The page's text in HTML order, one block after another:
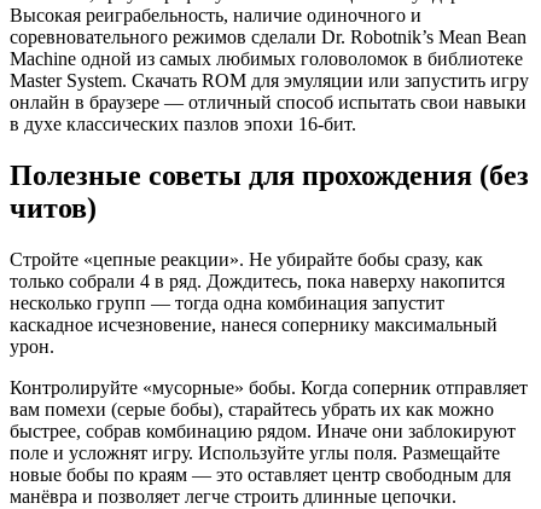
Высокая реиграбельность, наличие одиночного и
соревновательного режимов сделали Dr. Robotnik’s Mean Bean
Machine одной из самых любимых головоломок в библиотеке
Master System. Скачать ROM для эмуляции или запустить игру
онлайн в браузере — отличный способ испытать свои навыки
в духе классических пазлов эпохи 16-бит.
Полезные советы для прохождения (без
читов)
Стройте «цепные реакции». Не убирайте бобы сразу, как
только собрали 4 в ряд. Дождитесь, пока наверху накопится
несколько групп — тогда одна комбинация запустит
каскадное исчезновение, нанеся сопернику максимальный
урон.
Контролируйте «мусорные» бобы. Когда соперник отправляет
вам помехи (серые бобы), старайтесь убрать их как можно
быстрее, собрав комбинацию рядом. Иначе они заблокируют
поле и усложнят игру. Используйте углы поля. Размещайте
новые бобы по краям — это оставляет центр свободным для
манёвра и позволяет легче строить длинные цепочки.